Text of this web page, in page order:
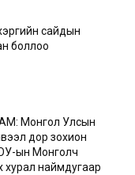
сайдын
боллоо
Монгол Улсын
дор зохион
ын Монголч
хурал наймдугаар